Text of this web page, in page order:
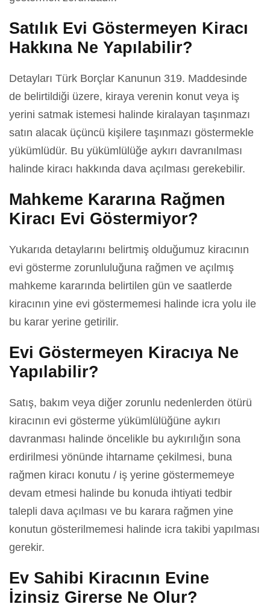
Satılık Evi Göstermeyen Kiracı
Hakkına Ne Yapılabilir?
Detayları Türk Borçlar Kanunun 319. Maddesinde
de belirtildiği üzere, kiraya verenin konut veya iş
yerini satmak istemesi halinde kiralayan taşınmazı
satın alacak üçüncü kişilere taşınmazı göstermekle
yükümlüdür. Bu yükümlülüğe aykırı davranılması
halinde kiracı hakkında dava açılması gerekebilir.
Mahkeme Kararına Rağmen
Kiracı Evi Göstermiyor?
Yukarıda detaylarını belirtmiş olduğumuz kiracının
evi gösterme zorunluluğuna rağmen ve açılmış
mahkeme kararında belirtilen gün ve saatlerde
kiracının yine evi göstermemesi halinde icra yolu ile
bu karar yerine getirilir.
Evi Göstermeyen Kiracıya Ne
Yapılabilir?
Satış, bakım veya diğer zorunlu nedenlerden ötürü
kiracının evi gösterme yükümlülüğüne aykırı
davranması halinde öncelikle bu aykırılığın sona
erdirilmesi yönünde ihtarname çekilmesi, buna
rağmen kiracı konutu / iş yerine göstermemeye
devam etmesi halinde bu konuda ihtiyati tedbir
talepli dava açılması ve bu karara rağmen yine
konutun gösterilmemesi halinde icra takibi yapılması
gerekir.
Ev Sahibi Kiracının Evine
İzinsiz Girerse Ne Olur?